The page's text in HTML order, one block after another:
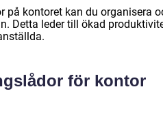
på kontoret kan du organisera
Detta leder till ökad
för kontor